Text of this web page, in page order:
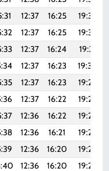
12:37 16:25 19:33
12:37 16:25 19:32
12:37 16:24 19:31
12:37 16:23 19:30
12:37 16:23 19:28
12:37 16:22 19:27
12:36 16:22 19:26
12:36 16:21 19:24
12:36 16:20 19:23
12:36 16:20 19:22